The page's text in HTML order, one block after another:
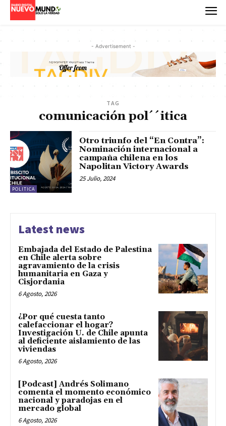
- Advertisement -
TAG
comunicación pol´´itica
POLITICA
Otro triunfo del “En Contra”:
Nominación internacional a
campaña chilena en los
Napolitan Victory Awards
25 Julio, 2024
Latest news
Embajada del Estado de Palestina
en Chile alerta sobre
agravamiento de la crisis
humanitaria en Gaza y
Cisjordania
6 Agosto, 2026
¿Por qué cuesta tanto
calefaccionar el hogar?
Investigación U. de Chile apunta
al deficiente aislamiento de las
viviendas
6 Agosto, 2026
[Podcast] Andrés Solimano
comenta el momento económico
nacional y paradojas en el
mercado global
6 Agosto, 2026